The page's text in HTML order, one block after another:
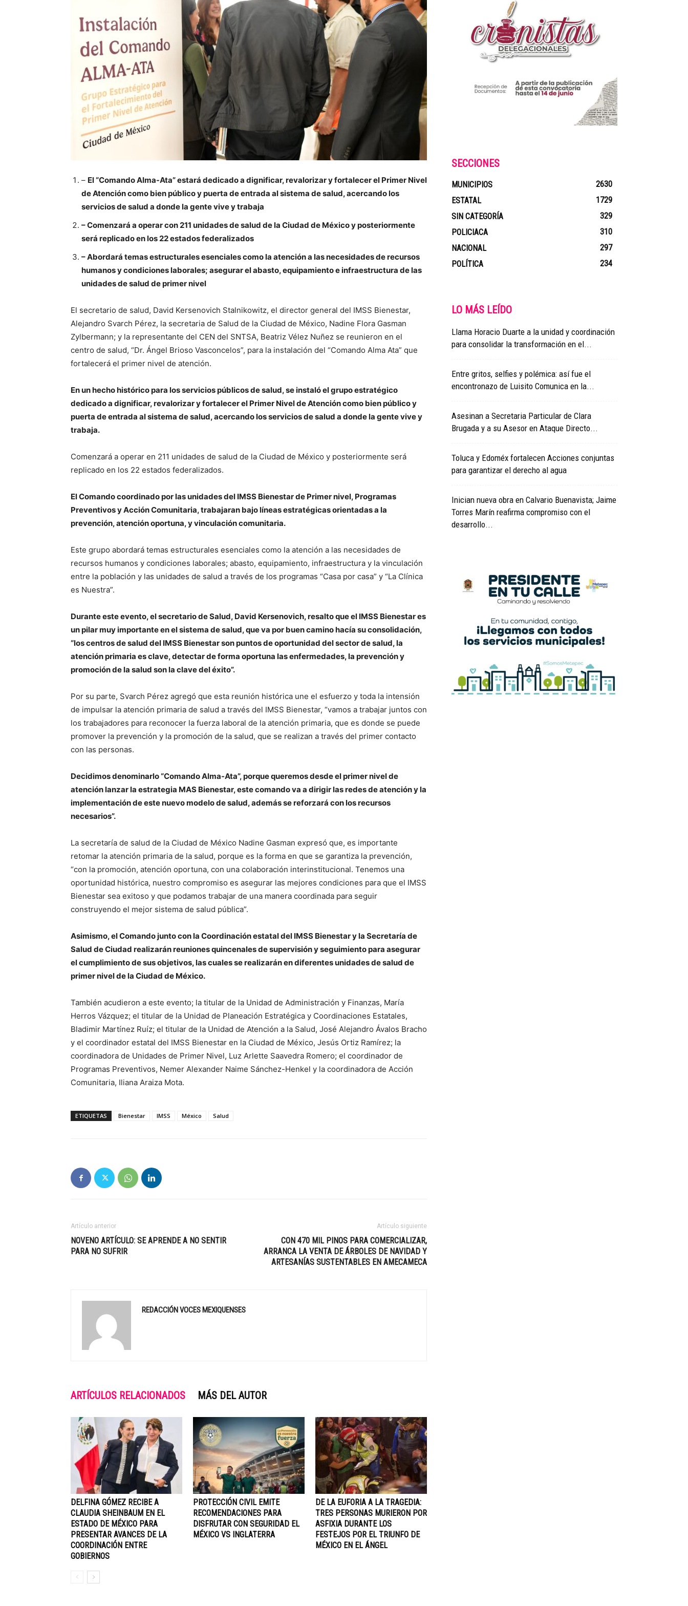
– El “Comando Alma-Ata” estará dedicado a dignificar, revalorizar y fortalecer el Primer Nivel
de Atención como bien público y puerta de entrada al sistema de salud, acercando los
servicios de salud a donde la gente vive y trabaja
– Comenzará a operar con 211 unidades de salud de la Ciudad de México y posteriormente
será replicado en los 22 estados federalizados
– Abordará temas estructurales esenciales como la atención a las necesidades de recursos
humanos y condiciones laborales; asegurar el abasto, equipamiento e infraestructura de las
unidades de salud de primer nivel
El secretario de salud, David Kersenovich Stalnikowitz, el director general del IMSS Bienestar,
Alejandro Svarch Pérez, la secretaria de Salud de la Ciudad de México, Nadine Flora Gasman
Zylbermann; y la representante del CEN del SNTSA, Beatriz Vélez Nuñez se reunieron en el
centro de salud, “Dr. Ángel Brioso Vasconcelos”, para la instalación del “Comando Alma Ata” que
fortalecerá el primer nivel de atención.
En un hecho histórico para los servicios públicos de salud, se instaló el grupo estratégico
dedicado a dignificar, revalorizar y fortalecer el Primer Nivel de Atención como bien público y
puerta de entrada al sistema de salud, acercando los servicios de salud a donde la gente vive y
trabaja.
Comenzará a operar en 211 unidades de salud de la Ciudad de México y posteriormente será
replicado en los 22 estados federalizados.
El Comando coordinado por las unidades del IMSS Bienestar de Primer nivel, Programas
Preventivos y Acción Comunitaria, trabajaran bajo líneas estratégicas orientadas a la
prevención, atención oportuna, y vinculación comunitaria.
Este grupo abordará temas estructurales esenciales como la atención a las necesidades de
recursos humanos y condiciones laborales; abasto, equipamiento, infraestructura y la vinculación
entre la población y las unidades de salud a través de los programas “Casa por casa” y “La Clínica
es Nuestra”.
Durante este evento, el secretario de Salud, David Kersenovich, resalto que el IMSS Bienestar es
un pilar muy importante en el sistema de salud, que va por buen camino hacía su consolidación,
“los centros de salud del IMSS Bienestar son puntos de oportunidad del sector de salud, la
atención primaria es clave, detectar de forma oportuna las enfermedades, la prevención y
promoción de la salud son la clave del éxito”.
Por su parte, Svarch Pérez agregó que esta reunión histórica une el esfuerzo y toda la intensión
de impulsar la atención primaria de salud a través del IMSS Bienestar, “vamos a trabajar juntos con
los trabajadores para reconocer la fuerza laboral de la atención primaria, que es donde se puede
promover la prevención y la promoción de la salud, que se realizan a través del primer contacto
con las personas.
Decidimos denominarlo “Comando Alma-Ata”, porque queremos desde el primer nivel de
atención lanzar la estrategia MAS Bienestar, este comando va a dirigir las redes de atención y la
implementación de este nuevo modelo de salud, además se reforzará con los recursos
necesarios”.
La secretaría de salud de la Ciudad de México Nadine Gasman expresó que, es importante
retomar la atención primaria de la salud, porque es la forma en que se garantiza la prevención,
“con la promoción, atención oportuna, con una colaboración interinstitucional. Tenemos una
oportunidad histórica, nuestro compromiso es asegurar las mejores condiciones para que el IMSS
Bienestar sea exitoso y que podamos trabajar de una manera coordinada para seguir
construyendo el mejor sistema de salud pública”.
Asimismo, el Comando junto con la Coordinación estatal del IMSS Bienestar y la Secretaría de
Salud de Ciudad realizarán reuniones quincenales de supervisión y seguimiento para asegurar
el cumplimiento de sus objetivos, las cuales se realizarán en diferentes unidades de salud de
primer nivel de la Ciudad de México.
También acudieron a este evento; la titular de la Unidad de Administración y Finanzas, María
Herros Vázquez; el titular de la Unidad de Planeación Estratégica y Coordinaciones Estatales,
Bladimir Martínez Ruíz; el titular de la Unidad de Atención a la Salud, José Alejandro Ávalos Bracho
y el coordinador estatal del IMSS Bienestar en la Ciudad de México, Jesús Ortiz Ramírez; la
coordinadora de Unidades de Primer Nivel, Luz Arlette Saavedra Romero; el coordinador de
Programas Preventivos, Nemer Alexander Naime Sánchez-Henkel y la coordinadora de Acción
Comunitaria, Iliana Araiza Mota.
ETIQUETAS Bienestar IMSS México Salud
Artículo anterior
NOVENO ARTÍCULO: SE APRENDE A NO SENTIR
PARA NO SUFRIR
Artículo siguiente
CON 470 MIL PINOS PARA COMERCIALIZAR,
ARRANCA LA VENTA DE ÁRBOLES DE NAVIDAD Y
ARTESANÍAS SUSTENTABLES EN AMECAMECA
REDACCIÓN VOCES MEXIQUENSES
ARTÍCULOS RELACIONADOS MÁS DEL AUTOR
DELFINA GÓMEZ RECIBE A
CLAUDIA SHEINBAUM EN EL
ESTADO DE MÉXICO PARA
PRESENTAR AVANCES DE LA
COORDINACIÓN ENTRE
GOBIERNOS
PROTECCIÓN CIVIL EMITE
RECOMENDACIONES PARA
DISFRUTAR CON SEGURIDAD EL
MÉXICO VS INGLATERRA
DE LA EUFORIA A LA TRAGEDIA:
TRES PERSONAS MURIERON POR
ASFIXIA DURANTE LOS
FESTEJOS POR EL TRIUNFO DE
MÉXICO EN EL ÁNGEL
SECCIONES
MUNICIPIOS
2630
ESTATAL
1729
SIN CATEGORÍA
329
POLICIACA
310
NACIONAL
297
POLÍTICA
234
LO MÁS LEÍDO
Llama Horacio Duarte a la unidad y coordinación
para consolidar la transformación en el...
Entre gritos, selfies y polémica: así fue el
encontronazo de Luisito Comunica en la...
Asesinan a Secretaria Particular de Clara
Brugada y a su Asesor en Ataque Directo...
Toluca y Edoméx fortalecen Acciones conjuntas
para garantizar el derecho al agua
Inician nueva obra en Calvario Buenavista; Jaime
Torres Marín reafirma compromiso con el
desarrollo...